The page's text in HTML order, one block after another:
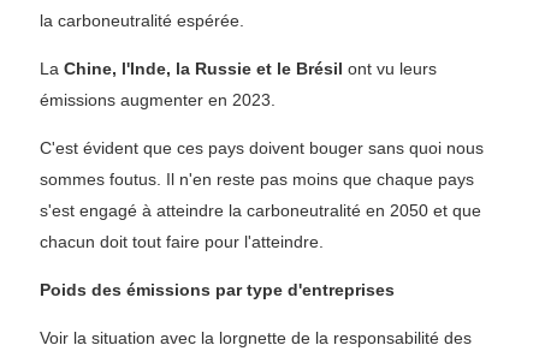
la carboneutralité espérée.
La Chine, l'Inde, la Russie et le Brésil ont vu leurs
émissions augmenter en 2023.
C'est évident que ces pays doivent bouger sans quoi nous
sommes foutus. Il n'en reste pas moins que chaque pays
s'est engagé à atteindre la carboneutralité en 2050 et que
chacun doit tout faire pour l'atteindre.
Poids des émissions par type d'entreprises
Voir la situation avec la lorgnette de la responsabilité des